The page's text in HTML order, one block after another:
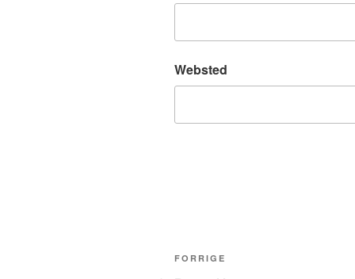
Websted
Indlægsnavigation
Forrige
FORRIGE